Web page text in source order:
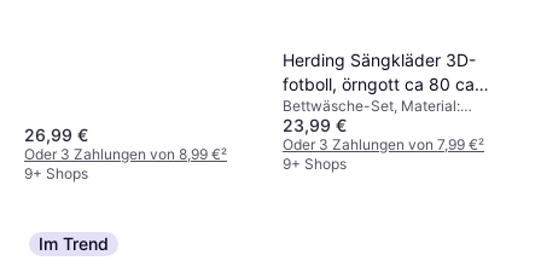
26,99 €
Oder 3 Zahlungen von 8,99 €²
9+ Shops
Herding Sängkläder 3D-
fotboll, örngott ca 80 ca
200x200cm
Bettwäsche-Set, Material:
Baumwolle
23,99 €
Oder 3 Zahlungen von 7,99 €²
9+ Shops
Im Trend